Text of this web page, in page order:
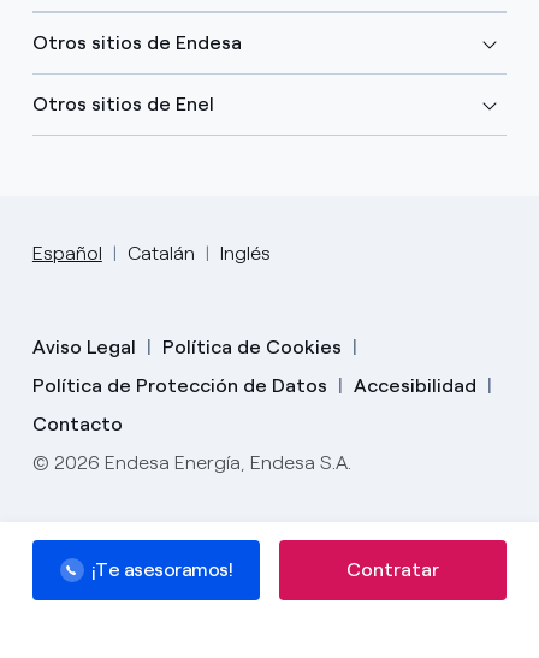
¡Te asesoramos! Contratar
Otros sitios de Endesa
Otros sitios de Enel
Español Catalán Inglés
Aviso Legal
Política de Cookies
Política de Protección de Datos
Accesibilidad
Contacto
© 2026 Endesa Energía, Endesa S.A.